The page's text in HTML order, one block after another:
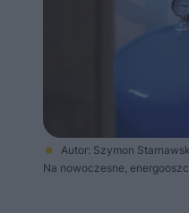
Autor: Szymon
Na nowoczesne,